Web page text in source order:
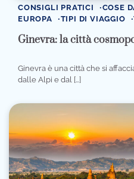
CONSIGLI PRATICI COSE
EUROPA
TIPI DI VIAGGIO
Ginevra: la città
Ginevra è una città che si
dalle Alpi e dal […]